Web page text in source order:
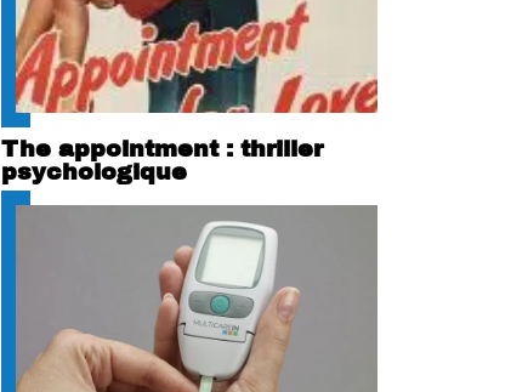
The appointment : thriller
psychologique